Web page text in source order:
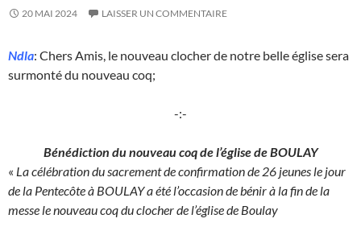
20 MAI 2024 LAISSER UN COMMENTAIRE
Ndla: Chers Amis, le nouveau clocher de notre belle église sera
surmonté du nouveau coq;
-:-
Bénédiction du nouveau coq de l’église de BOULAY
« La célébration du sacrement de confirmation de 26 jeunes le jour
de la Pentecôte à BOULAY a été l’occasion de bénir à la fin de la
messe le nouveau coq du clocher de l’église de Boulay